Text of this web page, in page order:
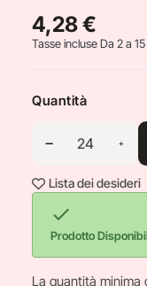
4,28 €
Tasse incluseDa 2 a
Quantità
Lista dei desideri

Prodotto
La quantità minima